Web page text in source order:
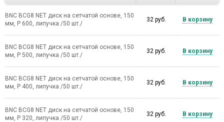
BNC BCG8 NET диск на сетчатой основе, 150
мм, Р 600, липучка /50 шт./
32 руб. В корзину
BNC BCG8 NET диск на сетчатой основе, 150
мм, Р 500, липучка /50 шт./
32 руб. В корзину
BNC BCG8 NET диск на сетчатой основе, 150
мм, Р 400, липучка /50 шт./
32 руб. В корзину
BNC BCG8 NET диск на сетчатой основе, 150
мм, Р 320, липучка /50 шт./
32 руб. В корзину